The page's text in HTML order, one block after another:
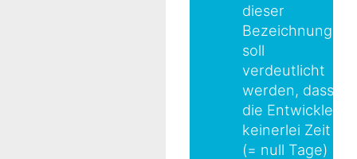
dieser
Bezeichnung
soll
verdeutlicht
werden, dass
die Entwickler
keinerlei Zeit
(= null Tage)